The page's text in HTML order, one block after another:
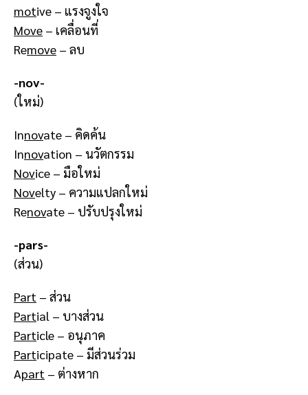
motive – แรงจูงใจ
Move – เคลื่อนที่
Remove – ลบ
-nov-
(ใหม่)
Innovate – คิดค้น
Innovation – นวัตกรรม
Novice – มือใหม่
Novelty – ความแปลกใหม่
Renovate – ปรับปรุงใหม่
-pars-
(ส่วน)
Part – ส่วน
Partial – บางส่วน
Particle – อนุภาค
Participate – มีส่วนร่วม
Apart – ต่างหาก